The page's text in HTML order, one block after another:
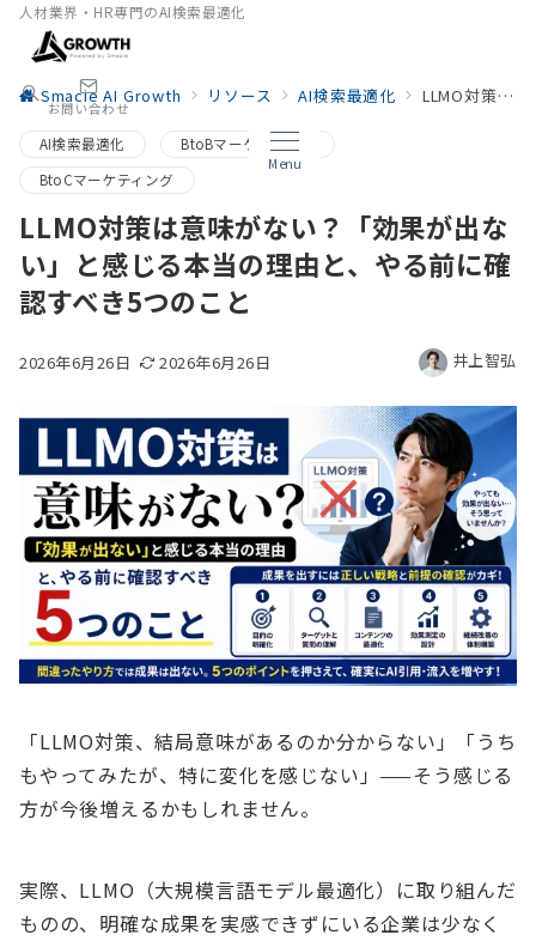
人材業界・HR専門のAI検索最適化
お問い合わせ
Menu
Smacie AI Growth リソース AI検索最適化 LLMO対策は意味がない？「効果が出ない」と感じる本当の理由と、やる前に確認すべき5つのこと
AI検索最適化
BtoBマーケティング
BtoCマーケティング
LLMO対策は意味がない？「効果が出な
い」と感じる本当の理由と、やる前に確
認すべき5つのこと
2026年6月26日 2026年6月26日 井上智弘
「LLMO対策、結局意味があるのか分からない」「うち
もやってみたが、特に変化を感じない」——そう感じる
方が今後増えるかもしれません。
実際、LLMO（大規模言語モデル最適化）に取り組んだ
ものの、明確な成果を実感できずにいる企業は少なく